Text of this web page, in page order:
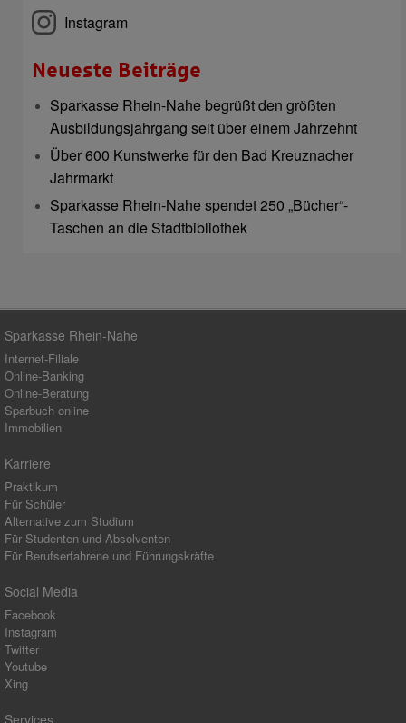
Instagram
Neueste Beiträge
Sparkasse Rhein-Nahe begrüßt den größten
Ausbildungsjahrgang seit über einem Jahrzehnt
Über 600 Kunstwerke für den Bad Kreuznacher
Jahrmarkt
Sparkasse Rhein-Nahe spendet 250 „Bücher“-
Taschen an die Stadtbibliothek
Sparkasse Rhein-Nahe
Internet-Filiale
Online-Banking
Online-Beratung
Sparbuch online
Immobilien
Karriere
Praktikum
Für Schüler
Alternative zum Studium
Für Studenten und Absolventen
Für Berufserfahrene und Führungskräfte
Social Media
Facebook
Instagram
Twitter
Youtube
Xing